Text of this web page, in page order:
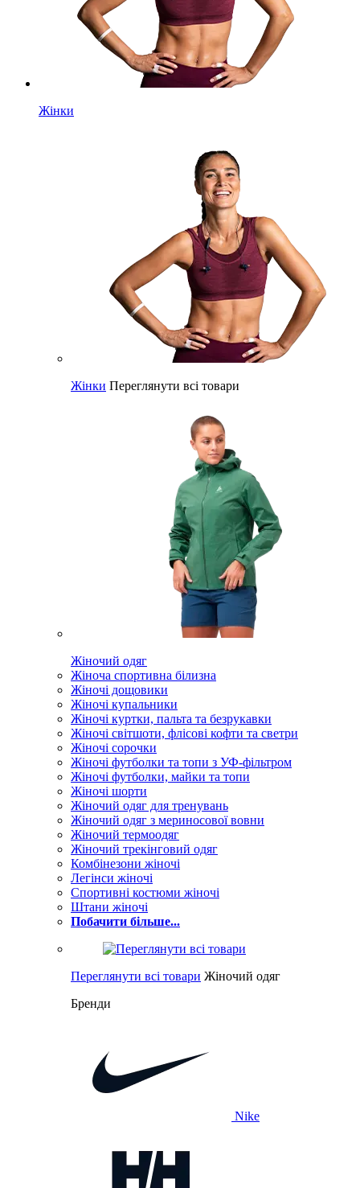
Жінки
Жінки Переглянути всі товари
Жіночий одяг
Жіноча спортивна білизна
Жіночі дощовики
Жіночі купальники
Жіночі куртки, пальта та безрукавки
Жіночі світшоти, флісові кофти та светри
Жіночі сорочки
Жіночі футболки та топи з УФ-фільтром
Жіночі футболки, майки та топи
Жіночі шорти
Жіночий одяг для тренувань
Жіночий одяг з мериносової вовни
Жіночий термоодяг
Жіночий трекінговий одяг
Комбінезони жіночі
Легінси жіночі
Спортивні костюми жіночі
Штани жіночі
Побачити більше...
Переглянути всі товари Жіночий одяг
Бренди
Nike